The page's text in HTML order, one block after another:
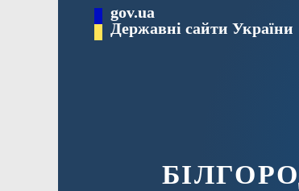
gov.ua
Державні сайти України